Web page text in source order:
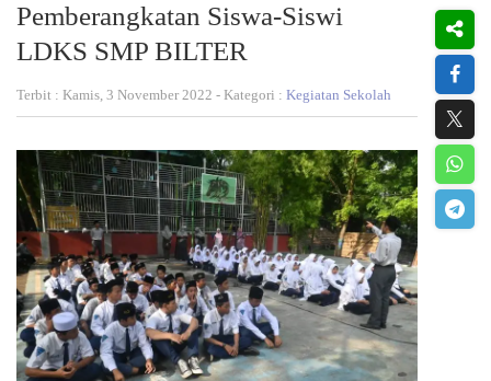
Pemberangkatan Siswa-Siswi
LDKS SMP BILTER
Terbit : Kamis, 3 November 2022 - Kategori : Kegiatan Sekolah